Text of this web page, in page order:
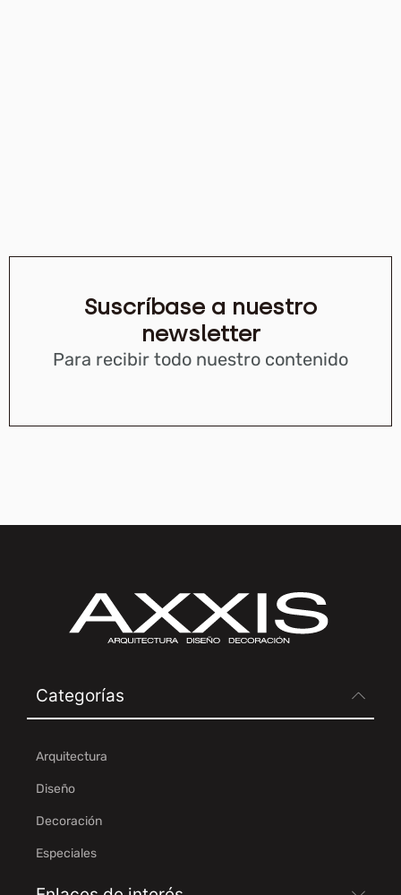
Suscríbase a nuestro
newsletter
Para recibir todo nuestro contenido
Categorías
Arquitectura
Diseño
Decoración
Especiales